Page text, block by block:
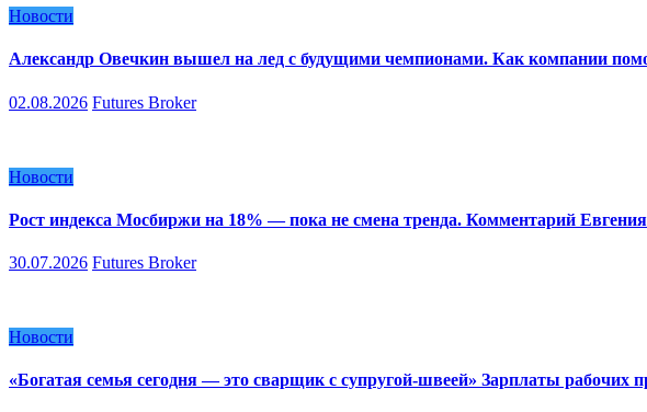
Новости
Александр Овечкин вышел на лед с будущими чемпионами. Как компании
02.08.2026 Futures Broker
Новости
Рост индекса Мосбиржи на 18% — пока не смена тренда. Комментарий
30.07.2026 Futures Broker
Новости
«Богатая семья сегодня — это сварщик с супругой-швеей» Зарплаты